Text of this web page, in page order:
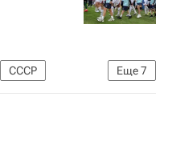
Еще7
СССР